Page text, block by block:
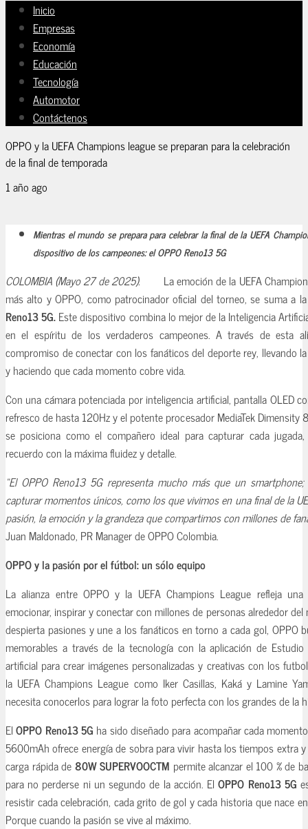
Inicio
Empresas
Economía
Educación
Tecnología
Automotor
Contáctenos
OPPO y la UEFA Champions league se preparan para la celebración
de la final de temporada
1 año ago
Mientras el mundo se prepara para celebrar la final de la UEFA
dispositivo de los campeones: el OPPO Reno13 5G
COLOMBIA (Mayo 27 de 2025). La emoción de la UEFA
más alto y OPPO, como patrocinador oficial del torneo, se suma a
Reno13 5G.Este dispositivo combina lo mejor de la Inteligencia
en el espíritu de los verdaderos campeones. A través de esta
compromiso de conectar con los fanáticos del deporte rey, llevando
y haciendo que cada momento cobre vida.
Con una cámara potenciada por inteligencia artificial, pantalla OLED
refresco de hasta 120Hz y el potente procesador MediaTek Dimensity
se posiciona como el compañero ideal para capturar cada
recuerdo con la máxima fluidez y detalle.
“El OPPO Reno13 5G representa mucho más que un
capturar momentos únicos, como los que vivimos en una final de la
pasión, la emoción y la grandeza que compartimos con millones de
Juan Maldonado, PR Manager de OPPO Colombia.
OPPO y la pasión por el fútbol: un sólo equipo
La alianza entre OPPO y la UEFA Champions League refleja
emocionar, inspirar y conectar con millones de personas alrededor
despierta pasiones y une a los fanáticos en torno a cada gol, OPPO
memorables a través de la tecnología con la aplicación de
artificial para crear imágenes personalizadas y creativas con los
la UEFA Champions League como Iker Casillas, Kaká y Lamine
necesita conocerlos para lograr la foto perfecta con los grandes de la
ElOPPO Reno13 5G ha sido diseñado para acompañar cada
5600mAh ofrece energía de sobra para vivir hasta los tiempos extra
carga rápida de80W SUPERVOOCTM permite alcanzar el 100 % de
para no perderse ni un segundo de la acción. ElOPPO Reno13 5G
resistir cada celebración, cada grito de gol y cada historia que nace
Porque cuando la pasión se vive al máximo.